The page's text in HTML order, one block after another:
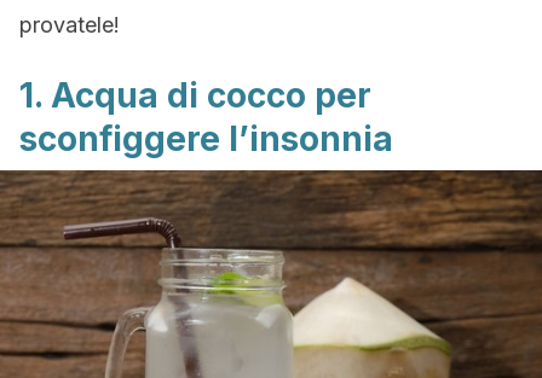
provatele!
1. Acqua di cocco per
sconfiggere l’insonnia